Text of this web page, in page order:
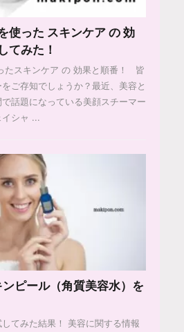
使った スキンケア の 効
てみた！
たスキンケア の 効果と順番！ 皆
ご存知でしょうか？最近、美容と
話題になっている美顔スチーマー
シャ ...
ピール（角質美容水）を
てみた結果！ 美容に関する情報